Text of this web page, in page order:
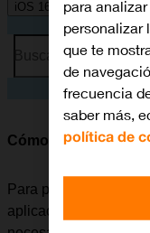
iOS 16.0
Busca por problema
Cómo instalar
Para poder utilizar
aplicación en el
para
personalizar
que te
de
frecuencia
saber más,
política de